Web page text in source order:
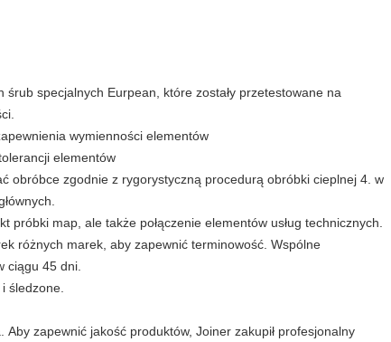
specjalnych Eurpean, które zostały przetestowane na
wymienności elementów
elementów
obróbce zgodnie z rygorystyczną procedurą obróbki cieplnej 4. w
map, ale także połączenie elementów usług technicznych.
różnych marek, aby zapewnić terminowość. Wspólne
ciągu 45 dni.
śledzone.
Aby zapewnić jakość produktów, Joiner zakupił profesjonalny